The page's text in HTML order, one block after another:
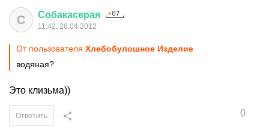
С Собакасерая
11:42, 28.04.2012
От пользователя Хлебобулошное Изделие
водяная?
Это клизьма))
0
Ответить